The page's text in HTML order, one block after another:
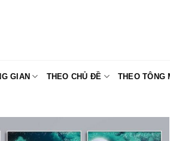
GIAN THEO CHỦ ĐỀ THEO TÔNG